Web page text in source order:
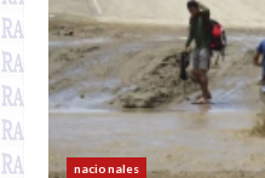
nacionales